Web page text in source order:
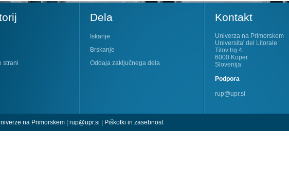
strani
Dela
Iskanje
Brskanje
Oddaja zaključnega dela
Kontakt
Univerza na Primorskem
Universita' del Litorale
Titov trg 4
6000 Koper
Slovenija
Podpora
rup@upr.si
na Primorskem | rup@upr.si | Piškotki in zasebnost